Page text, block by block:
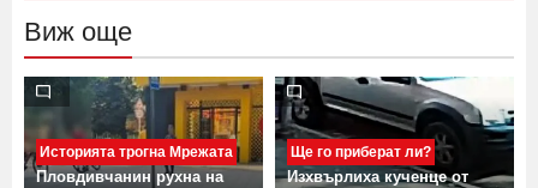
Виж още
Историята трогна Мрежата
Пловдивчанин рухна на
Ще го приберат ли?
Изхвърлиха кученце от